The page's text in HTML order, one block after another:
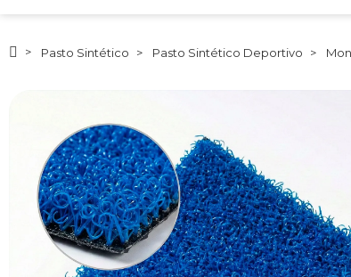
Pasto Sintético Pasto Sintético Deportivo